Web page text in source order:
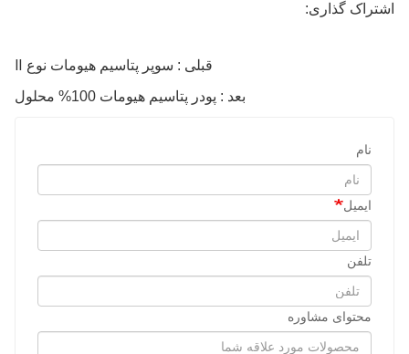
اشتراک گذاری:
قبلی : سوپر پتاسیم هیومات نوع Ⅱ
بعد : پودر پتاسیم هیومات 100% محلول
نام
ایمیل
تلفن
محتوای مشاوره